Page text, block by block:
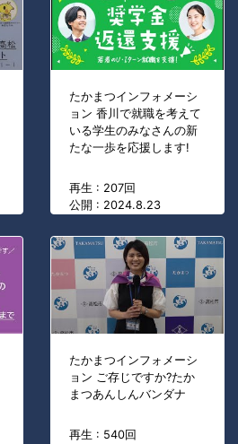
たかまつインフォメーシ
ョン 香川で就職を考えて
いる学生のみなさんの新
たな一歩を応援します!
再生 : 207回
公開 : 2024.8.23
たかまつインフォメーシ
ョン ご存じですか?たか
まつあんしんバンダナ
再生 : 540回